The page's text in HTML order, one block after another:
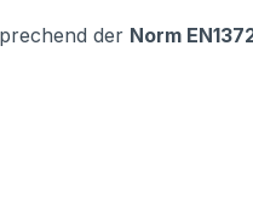
der Norm